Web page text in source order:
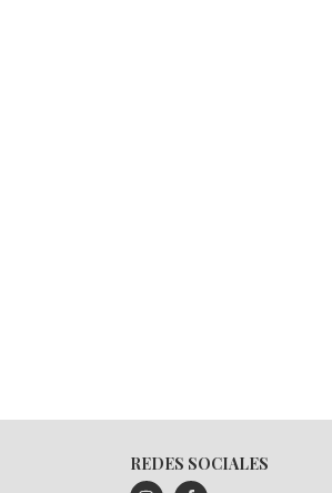
REDES SOCIALES